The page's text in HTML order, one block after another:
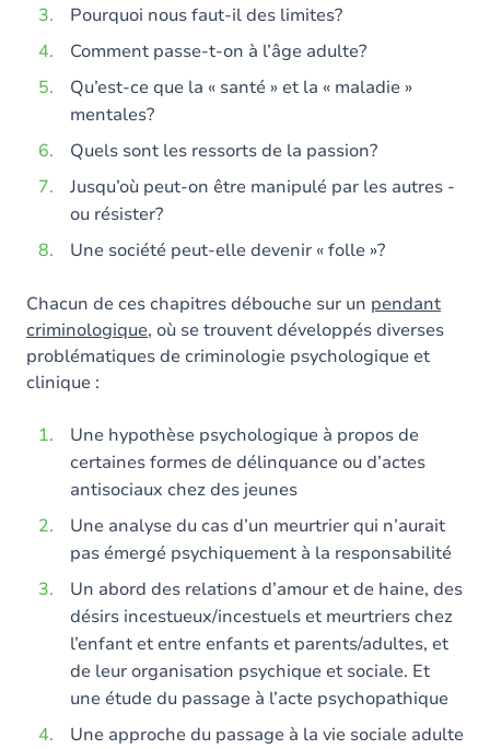
Pourquoi nous faut-il des limites?
Comment passe-t-on à l’âge adulte?
Qu’est-ce que la « santé » et la « maladie »
mentales?
Quels sont les ressorts de la passion?
Jusqu’où peut-on être manipulé par les autres -
ou résister?
Une société peut-elle devenir « folle »?
Chacun de ces chapitres débouche sur un pendant
criminologique, où se trouvent développés diverses
problématiques de criminologie psychologique et
clinique :
Une hypothèse psychologique à propos de
certaines formes de délinquance ou d’actes
antisociaux chez des jeunes
Une analyse du cas d’un meurtrier qui n’aurait
pas émergé psychiquement à la responsabilité
Un abord des relations d’amour et de haine, des
désirs incestueux/incestuels et meurtriers chez
l’enfant et entre enfants et parents/adultes, et
de leur organisation psychique et sociale. Et
une étude du passage à l’acte psychopathique
Une approche du passage à la vie sociale adulte